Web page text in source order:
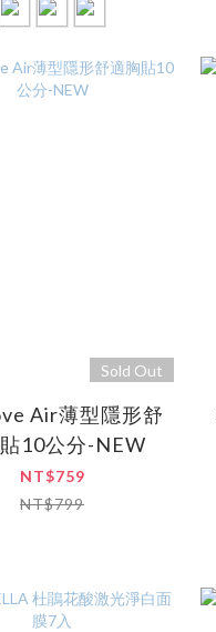
Sold Out
Air薄型隱形舒
10公分-NEW
NT$759
NT$799